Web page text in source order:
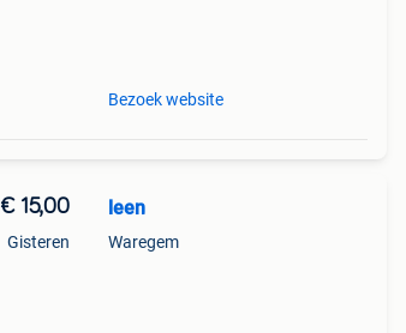
Bezoek website
€ 15,00
Gisteren
leen
Waregem